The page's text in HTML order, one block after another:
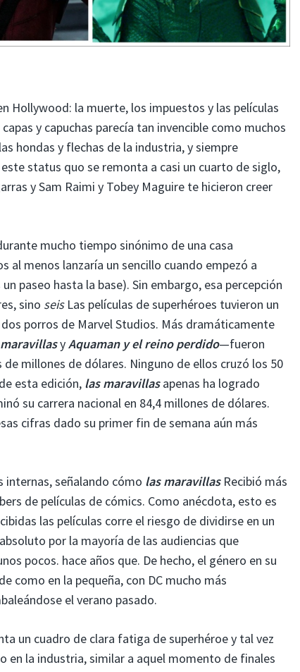
Hollywood: la muerte, los impuestos y las películas
y capuchas parecía tan invencible como muchos
hondas y flechas de la industria, y siempre
status quo se remonta a casi un cuarto de siglo,
y Sam Raimi y Tobey Maguire te hicieron creer
mucho tiempo sinónimo de una casa
al menos lanzaría un sencillo cuando empezó a
paseo hasta la base). Sin embargo, esa percepción
sino seis Las películas de superhéroes tuvieron un
porros de Marvel Studios. Más dramáticamente
yAquaman y el reino perdido—fueron
millones de dólares. Ninguno de ellos cruzó los 50
esta edición, las maravillasapenas ha logrado
su carrera nacional en 84,4 millones de dólares.
cifras dado su primer fin de semana aún más
internas, señalando cómo las maravillasRecibió más
de películas de cómics. Como anécdota, esto es
las películas corre el riesgo de dividirse en un
por la mayoría de las audiencias que
pocos. hace años que. De hecho, el género en su
como en la pequeña, con DC mucho más
el verano pasado.
un cuadro de clara fatiga de superhéroe y tal vez
en la industria, similar a aquel momento de finales